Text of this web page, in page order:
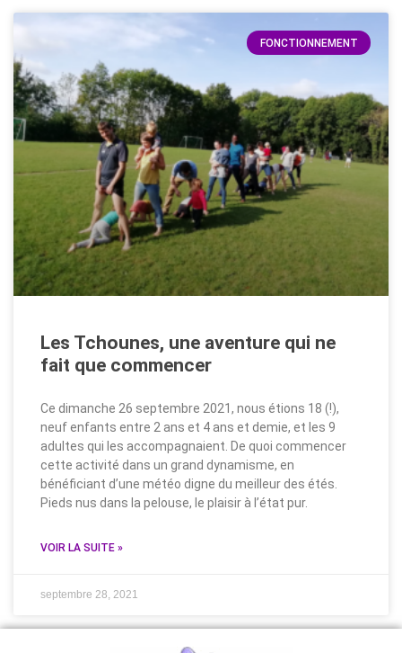
FONCTIONNEMENT
Les Tchounes, une aventure qui ne
fait que commencer
Ce dimanche 26 septembre 2021, nous étions 18 (!),
neuf enfants entre 2 ans et 4 ans et demie, et les 9
adultes qui les accompagnaient. De quoi commencer
cette activité dans un grand dynamisme, en
bénéficiant d’une météo digne du meilleur des étés.
Pieds nus dans la pelouse, le plaisir à l’état pur.
VOIR LA SUITE »
septembre 28, 2021